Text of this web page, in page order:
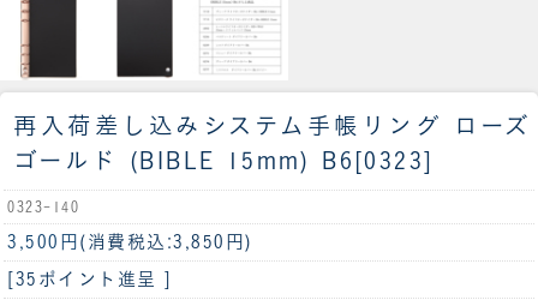
再入荷 差し込みシステム手帳リング ローズ
ゴールド (BIBLE 15mm) B6[0323]
0323-140
3,500円 (消費税込:3,850円)
[35ポイント進呈 ]